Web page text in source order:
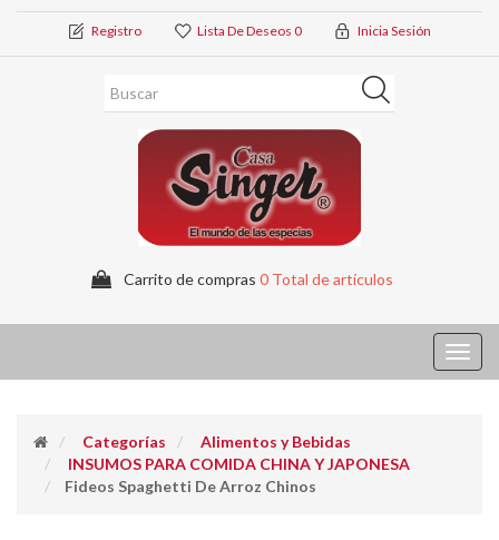
Registro Lista De Deseos 0 Inicia Sesión
Carrito de compras 0 Total de artículos
Categorías
Alimentos y Bebidas
INSUMOS PARA COMIDA CHINA Y JAPONESA
Fideos Spaghetti De Arroz Chinos